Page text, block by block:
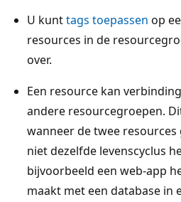
U kunttags toepassen op
resources in de
over.
Een resource kan
andere resourcegroepen.
wanneer de twee
niet dezelfde levenscyclus
bijvoorbeeld een web-app
maakt met een database in